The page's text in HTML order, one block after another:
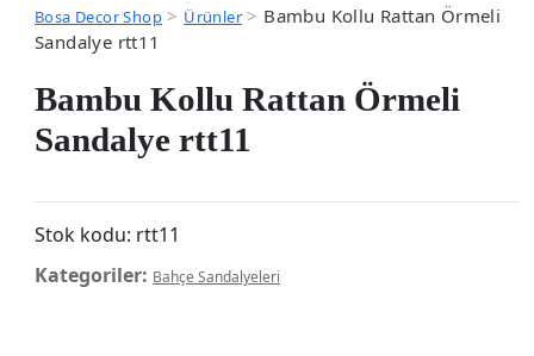
Bosa Decor Shop> Ürünler> Bambu Kollu Rattan Örmeli
Sandalye rtt11
Bambu Kollu Rattan Örmeli
Sandalye rtt11
Stok kodu: rtt11
Kategoriler: Bahçe Sandalyeleri